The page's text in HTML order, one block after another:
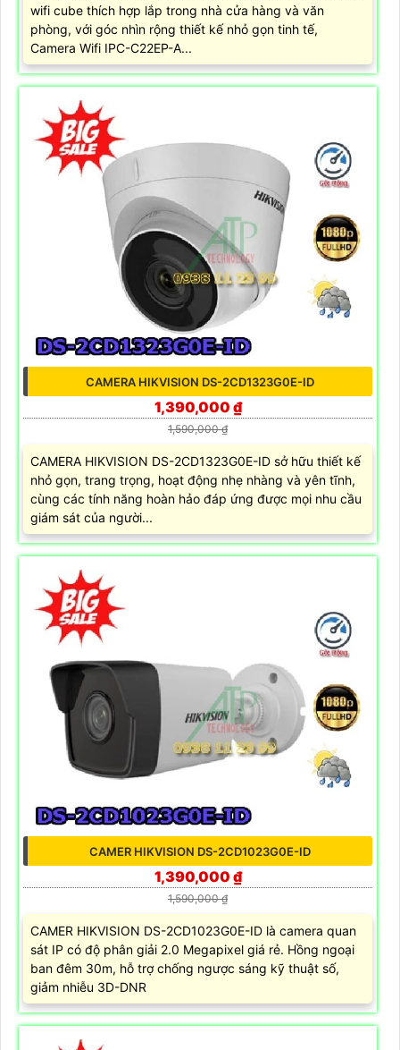
wifi cube thích hợp lắp trong nhà cửa hàng và văn
phòng, với góc nhìn rộng thiết kế nhỏ gọn tinh tế,
Camera Wifi IPC-C22EP-A...
CAMERA HIKVISION DS-2CD1323G0E-ID
1,390,000 ₫
1,590,000 ₫
CAMERA HIKVISION DS-2CD1323G0E-ID sở hữu thiết kế
nhỏ gọn, trang trọng, hoạt động nhẹ nhàng và yên tĩnh,
cùng các tính năng hoàn hảo đáp ứng được mọi nhu cầu
giám sát của người...
CAMER HIKVISION DS-2CD1023G0E-ID
1,390,000 ₫
1,590,000 ₫
CAMER HIKVISION DS-2CD1023G0E-ID là camera quan
sát IP có độ phân giải 2.0 Megapixel giá rẻ. Hồng ngoại
ban đêm 30m, hỗ trợ chống ngược sáng kỹ thuật số,
giảm nhiễu 3D-DNR